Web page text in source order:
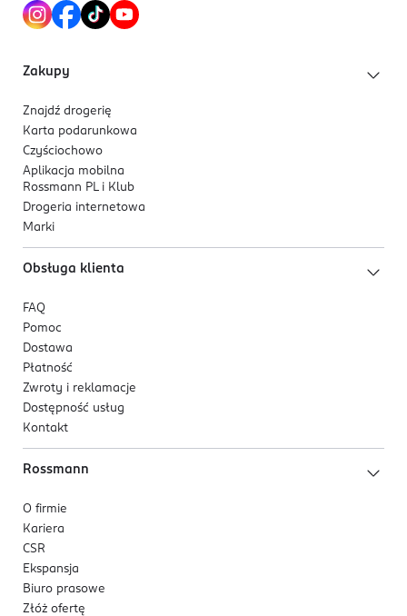
Zakupy
Znajdź drogerię
Karta podarunkowa
Czyściochowo
Aplikacja mobilna
Rossmann PL i Klub
Drogeria internetowa
Marki
Obsługa klienta
FAQ
Pomoc
Dostawa
Płatność
Zwroty i reklamacje
Dostępność usług
Kontakt
Rossmann
O firmie
Kariera
CSR
Ekspansja
Biuro prasowe
Złóż ofertę